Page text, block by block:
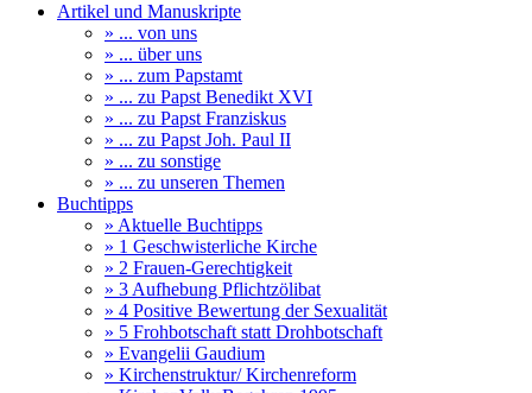
Artikel und Manuskripte
» ... von uns
» ... über uns
» ... zum Papstamt
» ... zu Papst Benedikt XVI
» ... zu Papst Franziskus
» ... zu Papst Joh. Paul II
» ... zu sonstige
» ... zu unseren Themen
Buchtipps
» Aktuelle Buchtipps
» 1 Geschwisterliche Kirche
» 2 Frauen-Gerechtigkeit
» 3 Aufhebung Pflichtzölibat
» 4 Positive Bewertung der Sexualität
» 5 Frohbotschaft statt Drohbotschaft
» Evangelii Gaudium
» Kirchenstruktur/ Kirchenreform